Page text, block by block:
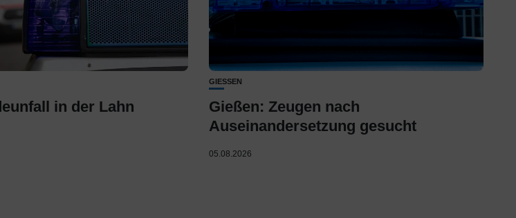
in der Lahn
GIESSEN
Gießen: Zeugen nach
Auseinandersetzung gesucht
05.08.2026